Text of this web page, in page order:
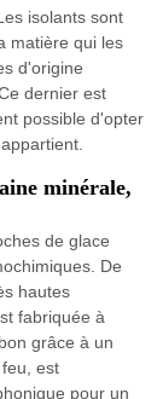
isolants sont
matière qui les
d'origine
dernier est
possible d'opter
minérale,
de glace
De
hautes
fabriquée à
grâce à un
est
pour un